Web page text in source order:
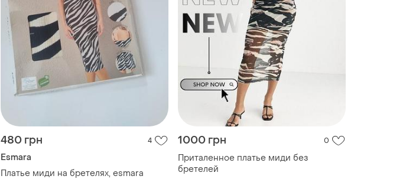
480 грн 4
Esmara
Платье миди на бретелях, esmara
1000 грн 0
Приталенное платье миди без
бретелей